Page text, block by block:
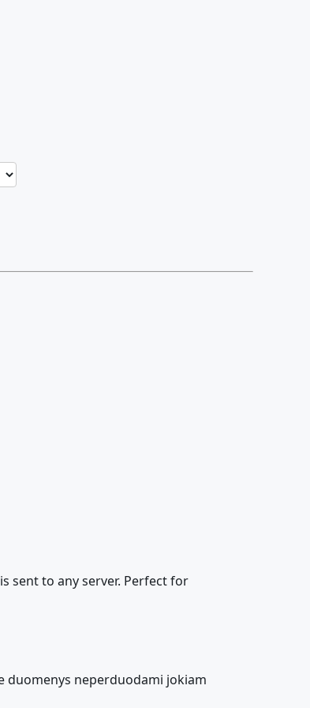
sent to any server. Perfect for
duomenys neperduodami jokiam